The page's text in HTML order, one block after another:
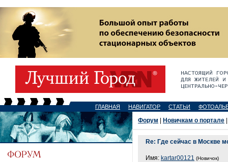
ГЛАВНАЯ НАВИГАТОР СТАТЬИ
Форум Новичкам о портале
Re: Где сейчас в Москве
Имя: kartar00121 (Новичок)